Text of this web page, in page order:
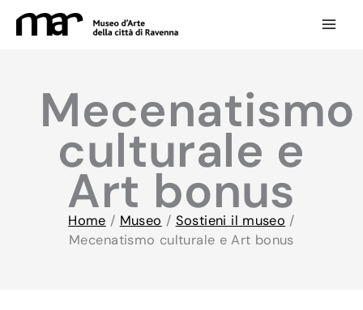
Mecenatismo
culturale e
Art bonus
Home / Museo / Sostieni il museo /
Mecenatismo culturale e Art bonus